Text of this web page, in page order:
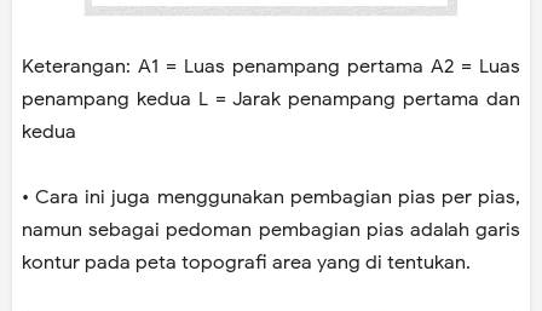
Keterangan: A1 = Luas penampang pertama A2 = Luas
penampang kedua L = Jarak penampang pertama dan
kedua
• Cara ini juga menggunakan pembagian pias per pias,
namun sebagai pedoman pembagian pias adalah garis
kontur pada peta topografi area yang di tentukan.